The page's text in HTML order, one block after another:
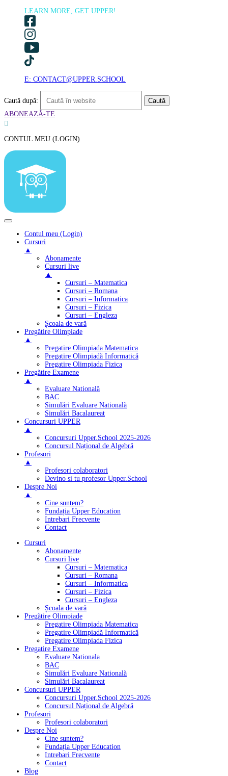
LEARN MORE, GET UPPER!
E: CONTACT@UPPER.SCHOOL
Caută după:
ABONEAZĂ-TE

CONTUL MEU (LOGIN)
Contul meu (Login)
Cursuri
▲
Abonamente
Cursuri live
▲
Cursuri – Matematica
Cursuri – Romana
Cursuri – Informatica
Cursuri – Fizica
Cursuri – Engleza
Școala de vară
Pregătire Olimpiade
▲
Pregatire Olimpiada Matematica
Pregatire Olimpiadă Informatică
Pregatire Olimpiada Fizica
Pregătire Examene
▲
Evaluare Natională
BAC
Simulări Evaluare Natională
Simulări Bacalaureat
Concursuri UPPER
▲
Concursuri Upper.School 2025-2026
Concursul Național de Algebră
Profesori
▲
Profesori colaboratori
Devino si tu profesor Upper.School
Despre Noi
▲
Cine suntem?
Fundația Upper Education
Intrebari Frecvente
Contact
Cursuri
Abonamente
Cursuri live
Cursuri – Matematica
Cursuri – Romana
Cursuri – Informatica
Cursuri – Fizica
Cursuri – Engleza
Școala de vară
Pregătire Olimpiade
Pregatire Olimpiada Matematica
Pregatire Olimpiadă Informatică
Pregatire Olimpiada Fizica
Pregatire Examene
Evaluare Nationala
BAC
Simulări Evaluare Natională
Simulări Bacalaureat
Concursuri UPPER
Concursuri Upper.School 2025-2026
Concursul Național de Algebră
Profesori
Profesori colaboratori
Despre Noi
Cine suntem?
Fundația Upper Education
Intrebari Frecvente
Contact
Blog